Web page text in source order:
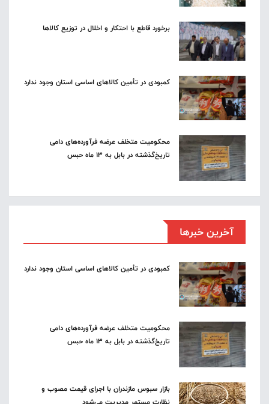
برخورد قاطع با احتکار و اخلال در توزیع کالاها
کمبودی در تأمین کالاهای اساسی استان وجود ندارد
محکومیت متخلف عرضه فرآورده‌های دامی
تاریخ‌گذشته در بابل به ۱۳ ماه حبس
آخرین خبرها
کمبودی در تأمین کالاهای اساسی استان وجود ندارد
محکومیت متخلف عرضه فرآورده‌های دامی
تاریخ‌گذشته در بابل به ۱۳ ماه حبس
بازار سبوس مازندران با اجرای قیمت مصوب و